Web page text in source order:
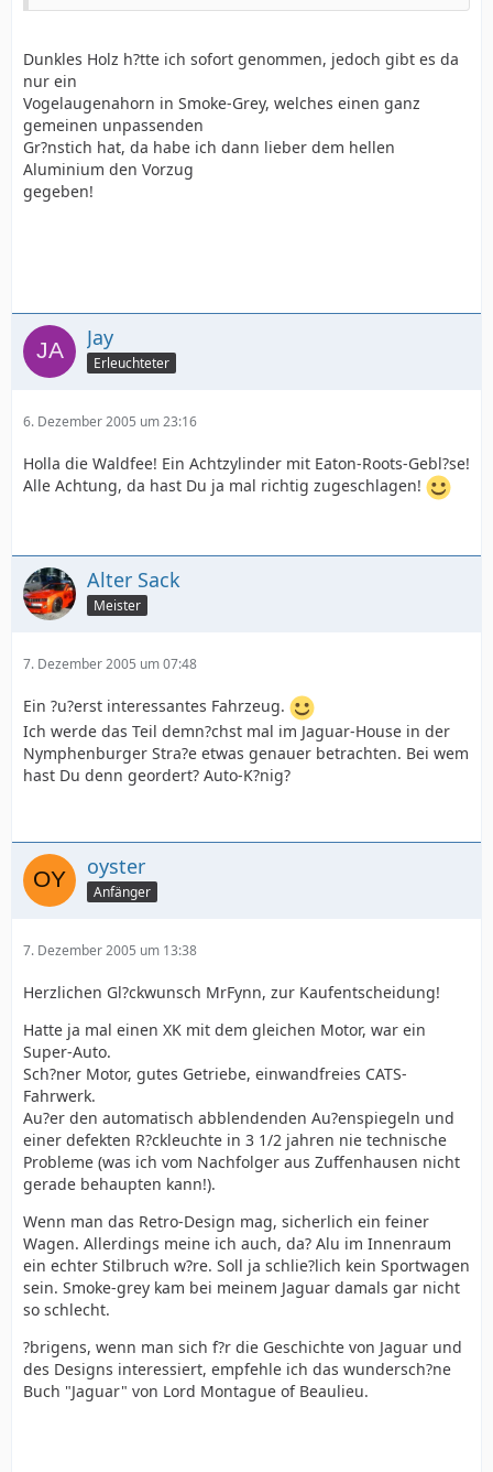
Dunkles Holz h?tte ich sofort genommen, jedoch gibt es da
nur ein
Vogelaugenahorn in Smoke-Grey, welches einen ganz
gemeinen unpassenden
Gr?nstich hat, da habe ich dann lieber dem hellen
Aluminium den Vorzug
gegeben!
Jay
Erleuchteter
6. Dezember 2005 um 23:16
Holla die Waldfee! Ein Achtzylinder mit Eaton-Roots-Gebl?se!
Alle Achtung, da hast Du ja mal richtig zugeschlagen!
Alter Sack
Meister
7. Dezember 2005 um 07:48
Ein ?u?erst interessantes Fahrzeug.
Ich werde das Teil demn?chst mal im Jaguar-House in der
Nymphenburger Stra?e etwas genauer betrachten. Bei wem
hast Du denn geordert? Auto-K?nig?
oyster
Anfänger
7. Dezember 2005 um 13:38
Herzlichen Gl?ckwunsch MrFynn, zur Kaufentscheidung!
Hatte ja mal einen XK mit dem gleichen Motor, war ein
Super-Auto.
Sch?ner Motor, gutes Getriebe, einwandfreies CATS-
Fahrwerk.
Au?er den automatisch abblendenden Au?enspiegeln und
einer defekten R?ckleuchte in 3 1/2 jahren nie technische
Probleme (was ich vom Nachfolger aus Zuffenhausen nicht
gerade behaupten kann!).
Wenn man das Retro-Design mag, sicherlich ein feiner
Wagen. Allerdings meine ich auch, da? Alu im Innenraum
ein echter Stilbruch w?re. Soll ja schlie?lich kein Sportwagen
sein. Smoke-grey kam bei meinem Jaguar damals gar nicht
so schlecht.
?brigens, wenn man sich f?r die Geschichte von Jaguar und
des Designs interessiert, empfehle ich das wundersch?ne
Buch "Jaguar" von Lord Montague of Beaulieu.